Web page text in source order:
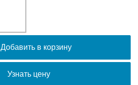
Добавить в корзину
Узнать цену